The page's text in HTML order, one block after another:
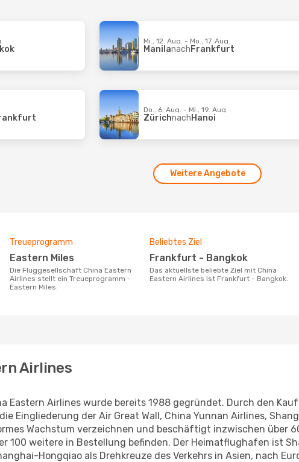
Mi., 12. Aug. - Mo., 17. Aug.
ManilanachFrankfurt
Do., 6. Aug. - Mi., 19. Aug.
ZürichnachHanoi
Weitere Angebote
Treueprogramm
Eastern Miles
Die Fluggesellschaft China Eastern
Airlines stellt ein Treueprogramm -
Eastern Miles.
Beliebtes Ziel
Frankfurt - Bangkok
Das aktuellste beliebte Ziel mit China
Eastern Airlines ist Frankfurt - Bangkok.
Airlines
Eastern Airlines wurde bereits 1988 gegründet. Durch den
Eingliederung der Air Great Wall, China Yunnan Airlines,
Wachstum verzeichnen und beschäftigt inzwischen über
100 weitere in Bestellung befinden. Der Heimatflughafen ist
Hongqiao als Drehkreuze des Verkehrs in Asien, nach